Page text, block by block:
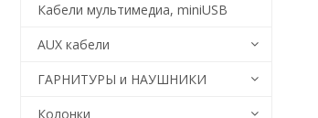
Кабели мультимедиа, miniUSB
AUX кабели
ГАРНИТУРЫ и НАУШНИКИ
Колонки